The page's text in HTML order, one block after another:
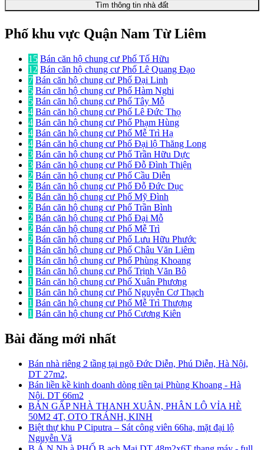
Tìm thông tin nhà đất
Phố khu vực Quận Nam Từ Liêm
15 Bán căn hộ chung cư Phố Tố Hữu
12 Bán căn hộ chung cư Phố Lê Quang Đạo
7 Bán căn hộ chung cư Phố Đại Linh
5 Bán căn hộ chung cư Phố Hàm Nghi
5 Bán căn hộ chung cư Phố Tây Mỗ
4 Bán căn hộ chung cư Phố Lê Đức Thọ
4 Bán căn hộ chung cư Phố Phạm Hùng
4 Bán căn hộ chung cư Phố Mễ Trì Hạ
4 Bán căn hộ chung cư Phố Đại lộ Thăng Long
3 Bán căn hộ chung cư Phố Trần Hữu Dực
3 Bán căn hộ chung cư Phố Đỗ Đình Thiện
2 Bán căn hộ chung cư Phố Cầu Diễn
2 Bán căn hộ chung cư Phố Đỗ Đức Dục
2 Bán căn hộ chung cư Phố Mỹ Đình
2 Bán căn hộ chung cư Phố Trần Bình
2 Bán căn hộ chung cư Phố Đại Mỗ
2 Bán căn hộ chung cư Phố Mễ Trì
2 Bán căn hộ chung cư Phố Lưu Hữu Phước
1 Bán căn hộ chung cư Phố Châu Văn Liêm
1 Bán căn hộ chung cư Phố Phùng Khoang
1 Bán căn hộ chung cư Phố Trịnh Văn Bô
1 Bán căn hộ chung cư Phố Xuân Phương
1 Bán căn hộ chung cư Phố Nguyễn Cơ Thạch
1 Bán căn hộ chung cư Phố Mễ Trì Thượng
1 Bán căn hộ chung cư Phố Cương Kiên
Bài đăng mới nhất
Bán nhà riêng 2 tầng tại ngõ Đức Diễn, Phú Diễn, Hà Nội,
DT 27m2,
Bán liền kề kinh doanh dòng tiền tại Phùng Khoang - Hà
Nội. DT 66m2
BÁN GẤP NHÀ THANH XUÂN, PHÂN LÔ VỈA HÈ
50M2 4T, OTO TRÁNH, KINH
Biệt thự khu P Ciputra – Sát công viên 66ha, mặt đại lộ
Nguyễn Vă